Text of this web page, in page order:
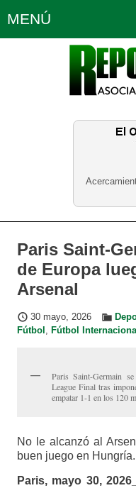
MENÚ
Política
Paris Saint-
de Europa
Arsenal
30 mayo, 2026
Fútbol , Fútbol
Paris Saint-Germain
League Final tras
empatar 1-1 en los 120
No le alcanzó al
buen juego en Hungría.
Paris, mayo 30,